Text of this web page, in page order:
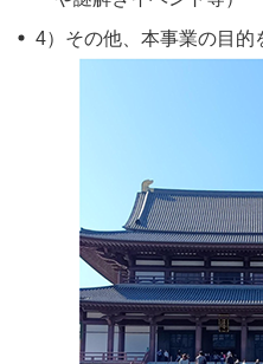
4）その他、本事業の目的